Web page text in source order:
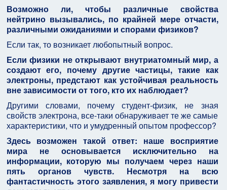
Возможно ли, чтобы различные свойства
нейтрино вызывались, по крайней мере отчасти,
различными ожиданиями и спорами физиков?
Если так, то возникает любопытный вопрос.
Если физики не открывают внутриатомный мир, а
создают его, почему другие частицы, такие как
электроны, предстают как устойчивая реальность
вне зависимости от того, кто их наблюдает?
Другими словами, почему студент-физик, не зная
свойств электрона, все-таки обнаруживает те же самые
характеристики, что и умудренный опытом профессор?
Здесь возможен такой ответ: наше восприятие
мира не основывается исключительно на
информации, которую мы получаем через наши
пять органов чувств. Несмотря на всю
фантастичность этого заявления, я могу привести